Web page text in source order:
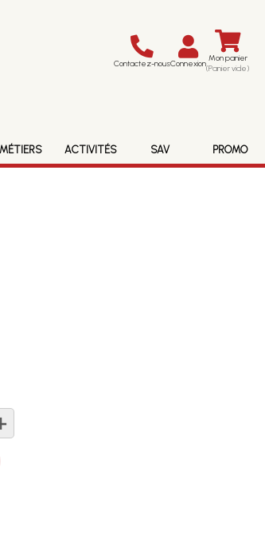
Contactez-nousConnexion Mon panier
(Panier vide)
MÉTIERS ACTIVITÉS SAV PROMO